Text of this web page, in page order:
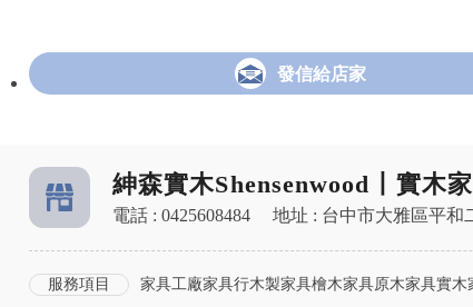
發信給店家
紳森實木Shensenwood丨實木
電話 : 0425608484 地址 : 台中市大雅區平和
服務項目 家具工廠家具行木製家具檜木家具原木家具實